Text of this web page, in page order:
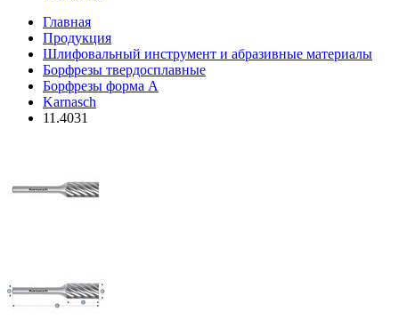
Главная
Продукция
Шлифовальный инструмент и абразивные материалы
Борфрезы твердосплавные
Борфрезы форма A
Karnasch
11.4031